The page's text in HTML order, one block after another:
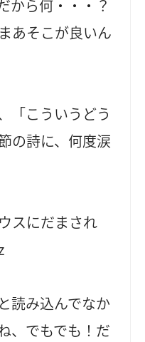
から何・・・？
あそこが良いん
「こういうどう
の詩に、何度涙
スにだまされ
読み込んでなか
、でもでも！だ